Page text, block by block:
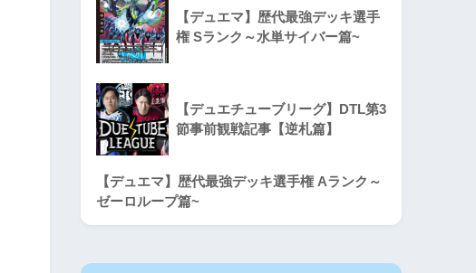
【デュエマ】歴代最強デッキ選手
権 Sランク～水単サイバー篇~
【デュエチューブリーグ】DTL第3
節事前観戦記事【逆札篇】
【デュエマ】歴代最強デッキ選手権 Aランク～
ゼーロループ篇~